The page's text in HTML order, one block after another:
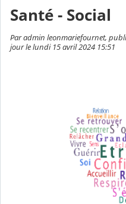
Santé - Social
Par admin leonmariefournet,
jour le lundi 15 avril 2024 15:51